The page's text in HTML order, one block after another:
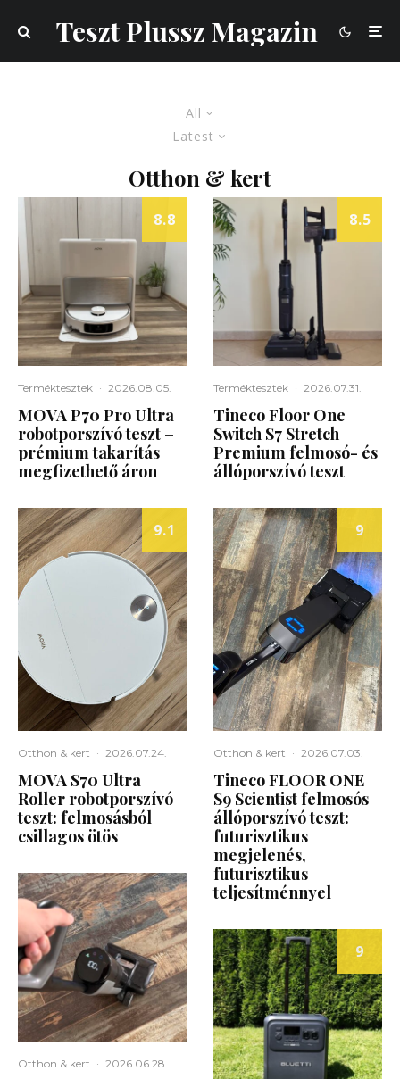
Teszt Plussz Magazin
All
Latest
Otthon & kert
8.8
Terméktesztek · 2026.08.05.
MOVA P70 Pro Ultra
robotporszívó teszt –
prémium takarítás
megfizethető áron
9.1
Otthon & kert · 2026.07.24.
MOVA S70 Ultra
Roller robotporszívó
teszt: felmosásból
csillagos ötös
Otthon & kert · 2026.06.28.
8.5
Terméktesztek · 2026.07.31.
Tineco Floor One
Switch S7 Stretch
Premium felmosó- és
állóporszívó teszt
9
Otthon & kert · 2026.07.03.
Tineco FLOOR ONE
S9 Scientist felmosós
állóporszívó teszt:
futurisztikus
megjelenés,
futurisztikus
teljesítménnyel
9